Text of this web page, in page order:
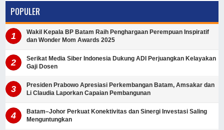
POPULER
Wakil Kepala BP Batam Raih Penghargaan Perempuan Inspiratif
dan Wonder Mom Awards 2025
Serikat Media Siber Indonesia Dukung ADI Perjuangkan Kelayakan
Gaji Dosen
Presiden Prabowo Apresiasi Perkembangan Batam, Amsakar dan
Li Claudia Laporkan Capaian Pembangunan
Batam–Johor Perkuat Konektivitas dan Sinergi Investasi Saling
Menguntungkan